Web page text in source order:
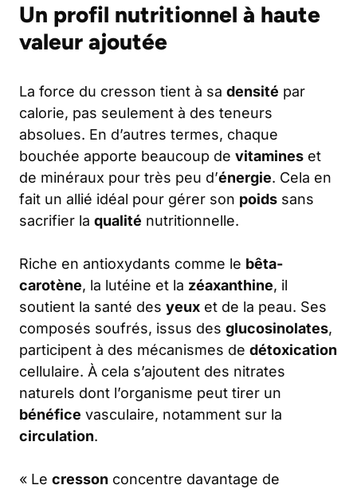
Un profil nutritionnel à haute
valeur ajoutée
La force du cresson tient à sa densité par
calorie, pas seulement à des teneurs
absolues. En d’autres termes, chaque
bouchée apporte beaucoup de vitamines et
de minéraux pour très peu d’énergie. Cela en
fait un allié idéal pour gérer son poids sans
sacrifier la qualité nutritionnelle.
Riche en antioxydants comme le bêta-
carotène, la lutéine et la zéaxanthine, il
soutient la santé des yeux et de la peau. Ses
composés soufrés, issus des glucosinolates,
participent à des mécanismes de détoxication
cellulaire. À cela s’ajoutent des nitrates
naturels dont l’organisme peut tirer un
bénéfice vasculaire, notamment sur la
circulation.
« Le cresson concentre davantage de